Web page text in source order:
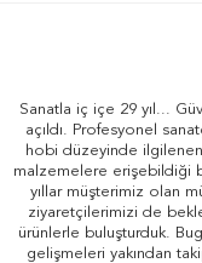
Sanatla iç içe 29 yıl...
açıldı. Profesyonel
hobi düzeyinde
malzemelere erişebildiği
yıllar müşterimiz olan
ziyaretçilerimizi de
ürünlerle buluşturduk.
gelişmeleri yakından